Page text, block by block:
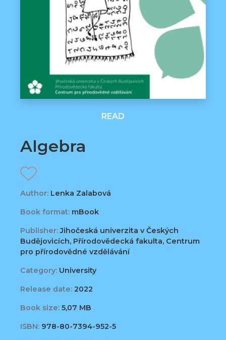
READ
Algebra
Author: Lenka Zalabová
Book format: mBook
Publisher:Jihočeská univerzita v Českých
Budějovicích, Přírodovědecká fakulta, Centrum
pro přírodovědné vzdělávání
Category: University
Release date: 2022
Book size: 5,07 MB
ISBN: 978-80-7394-952-5